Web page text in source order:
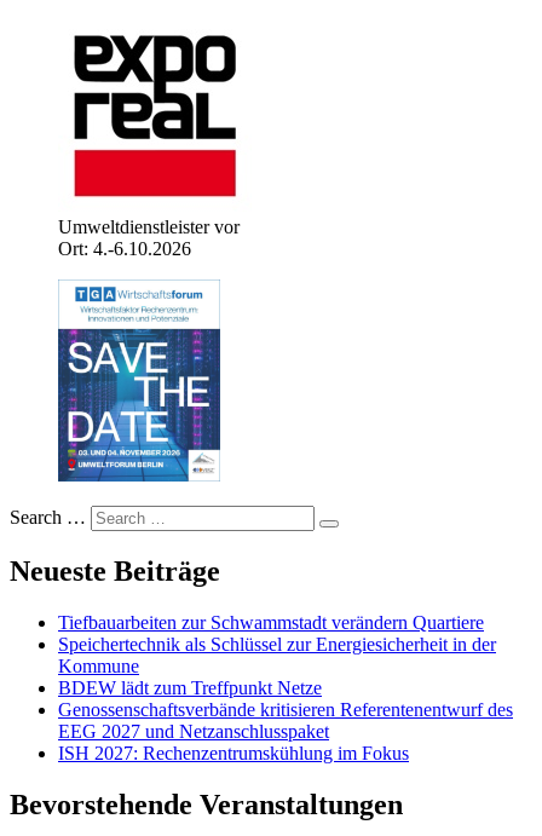
Umweltdienstleister vor
Ort: 4.-6.10.2026
Search …
Neueste Beiträge
Tiefbauarbeiten zur Schwammstadt verändern Quartiere
Speichertechnik als Schlüssel zur Energiesicherheit in der
Kommune
BDEW lädt zum Treffpunkt Netze
Genossenschaftsverbände kritisieren Referentenentwurf des
EEG 2027 und Netzanschlusspaket
ISH 2027: Rechenzentrumskühlung im Fokus
Bevorstehende Veranstaltungen